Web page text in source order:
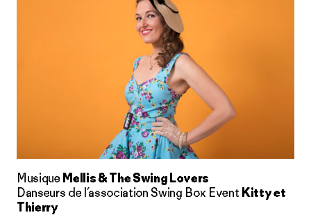
Musique Mellis & The Swing Lovers
Danseurs de l’association Swing Box EventKitty et
Thierry